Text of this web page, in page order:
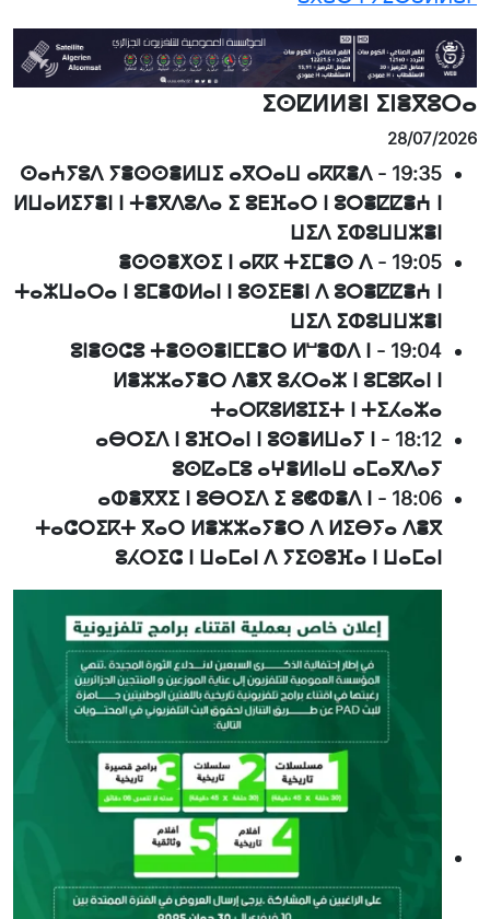
ⵉⵙⵇⵍⵍⴻⵏ ⵉⵏⴻⴳⵓⵔⴰ
28/07/2026
19:35
-
ⵙⴰⵄⵢⵓⴷ ⵢⴻⵙⵙⴻⵍⵡⵉ ⴰⴳⵔⴰⵡ ⴰⴽⴽⴻⴷ
ⵍⵡⴰⵍⵉⵢⴻⵏ ⵏ ⵜⴻⴳⴷⵓⴷⴰ ⵉ ⵓⴹⴼⴰⵔ ⵏ ⵓⵔⴻⵇⵇⴻⵄ ⵏ
ⵡⵉⴷ ⵉⵀⵓⵡⵡⵣⴻⵏ
19:05
-
ⴻⵙⵙⴻⵅⵙⵉ ⵏ ⴰⴽⴽ ⵜⵉⵎⴻⵙ ⴷ
ⵜⴰⵣⵡⴰⵔⴰ ⵏ ⵓⵎⴻⵀⵍⴰⵏ ⵏ ⵓⵙⵉⴹⴻⵏ ⴷ ⵓⵔⴻⵇⵇⴻⵄ ⵏ
ⵡⵉⴷ ⵉⵀⵓⵡⵡⵣⴻⵏ
19:04
-
ⵓⵏⴻⵙⵛⵓ ⵜⴻⵙⵙⴻⵏⵎⵎⴻⵔ ⵍⵯⴻⵀⴷ ⵏ
ⵍⴻⵣⵣⴰⵢⴻⵔ ⴷⴻⴳ ⵓⵃⵔⴰⵣ ⵏ ⵓⵎⵓⴽⴰⵏ ⵏ
ⵜⴰⵔⴽⵓⵍⵓⵊⵉⵜ ⵏ ⵜⵉⵃⴰⵣⴰ
18:12
-
ⴰⴱⵔⵉⴷ ⵏ ⵓⴼⵔⴰⵏ ⵏ ⵓⵙⴻⵍⵡⴰⵢ ⵏ
ⵓⵙⵇⴰⵎⵓ ⴰⵖⴻⵍⵏⴰⵡ ⴰⵎⴰⴳⴷⴰⵢ
18:06
-
ⴰⵀⴻⴳⴳⵉ ⵏ ⵓⴱⵔⵉⴷ ⵉ ⵓⵞⵀⴻⴷ ⵏ
ⵜⴰⵛⵔⵉⴽⵜ ⴳⴰⵔ ⵍⴻⵣⵣⴰⵢⴻⵔ ⴷ ⵍⵉⴱⵢⴰ ⴷⴻⴳ
ⵓⵃⵔⵉⵛ ⵏ ⵡⴰⵎⴰⵏ ⴷ ⵢⵉⵙⵓⴼⴰ ⵏ ⵡⴰⵎⴰⵏ